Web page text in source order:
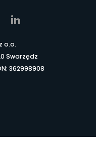
o.o.
Swarzędz
362998908